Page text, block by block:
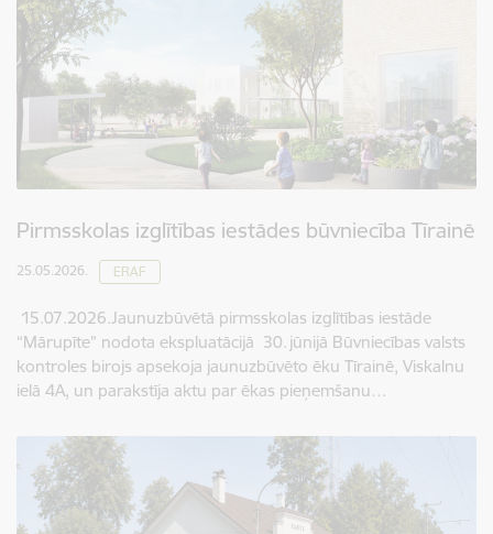
Pirmsskolas izglītības iestādes būvniecība Tīrainē
25.05.2026. ERAF
15.07.2026.Jaunuzbūvētā pirmsskolas izglītības iestāde
“Mārupīte” nodota ekspluatācijā 30. jūnijā Būvniecības valsts
kontroles birojs apsekoja jaunuzbūvēto ēku Tīrainē, Viskalnu
ielā 4A, un parakstīja aktu par ēkas pieņemšanu…